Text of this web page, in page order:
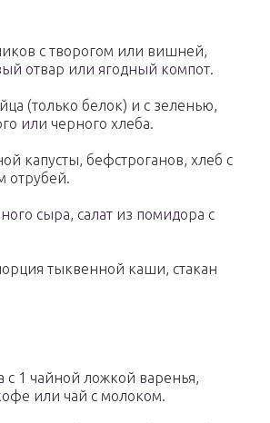
с творогом или вишней,
отвар или ягодный компот.
(только белок) и с зеленью,
или черного хлеба.
капусты, бефстроганов, хлеб с
отрубей.
сыра, салат из помидора с
тыквенной каши, стакан
1 чайной ложкой варенья,
или чай с молоком.